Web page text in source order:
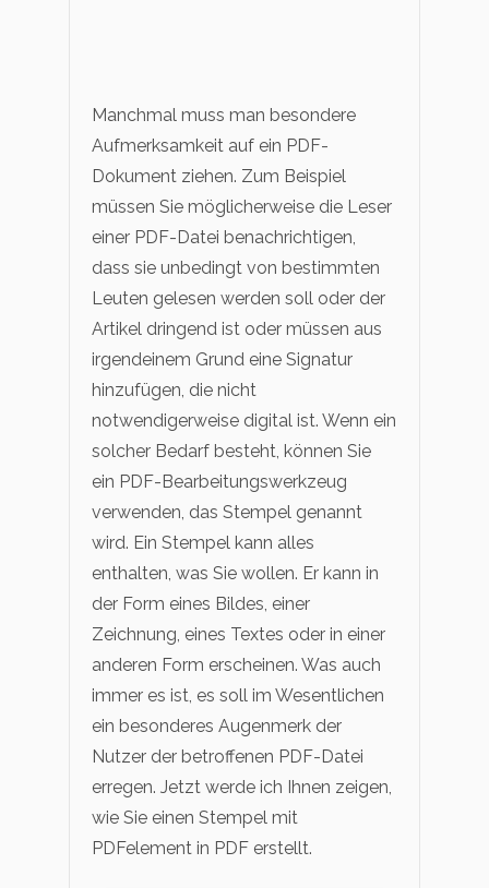
Manchmal muss man besondere
Aufmerksamkeit auf ein PDF-
Dokument ziehen. Zum Beispiel
müssen Sie möglicherweise die Leser
einer PDF-Datei benachrichtigen,
dass sie unbedingt von bestimmten
Leuten gelesen werden soll oder der
Artikel dringend ist oder müssen aus
irgendeinem Grund eine Signatur
hinzufügen, die nicht
notwendigerweise digital ist. Wenn ein
solcher Bedarf besteht, können Sie
ein PDF-Bearbeitungswerkzeug
verwenden, das Stempel genannt
wird. Ein Stempel kann alles
enthalten, was Sie wollen. Er kann in
der Form eines Bildes, einer
Zeichnung, eines Textes oder in einer
anderen Form erscheinen. Was auch
immer es ist, es soll im Wesentlichen
ein besonderes Augenmerk der
Nutzer der betroffenen PDF-Datei
erregen. Jetzt werde ich Ihnen zeigen,
wie Sie einen Stempel mit
PDFelement in PDF erstellt.